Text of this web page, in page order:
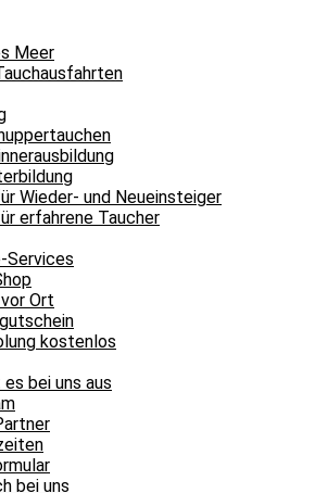
Meer
Wieder- und Neueinsteiger
erfahrene Taucher
Services
Ort
kostenlos
bei uns aus
bei uns